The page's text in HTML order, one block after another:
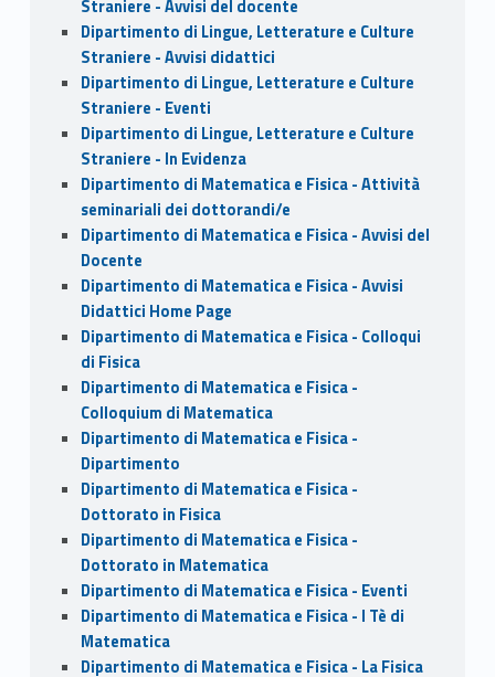
Straniere - Avvisi del docente
Dipartimento di Lingue, Letterature e Culture
Straniere - Avvisi didattici
Dipartimento di Lingue, Letterature e Culture
Straniere - Eventi
Dipartimento di Lingue, Letterature e Culture
Straniere - In Evidenza
Dipartimento di Matematica e Fisica - Attività
seminariali dei dottorandi/e
Dipartimento di Matematica e Fisica - Avvisi del
Docente
Dipartimento di Matematica e Fisica - Avvisi
Didattici Home Page
Dipartimento di Matematica e Fisica - Colloqui
di Fisica
Dipartimento di Matematica e Fisica -
Colloquium di Matematica
Dipartimento di Matematica e Fisica -
Dipartimento
Dipartimento di Matematica e Fisica -
Dottorato in Fisica
Dipartimento di Matematica e Fisica -
Dottorato in Matematica
Dipartimento di Matematica e Fisica - Eventi
Dipartimento di Matematica e Fisica - I Tè di
Matematica
Dipartimento di Matematica e Fisica - La Fisica